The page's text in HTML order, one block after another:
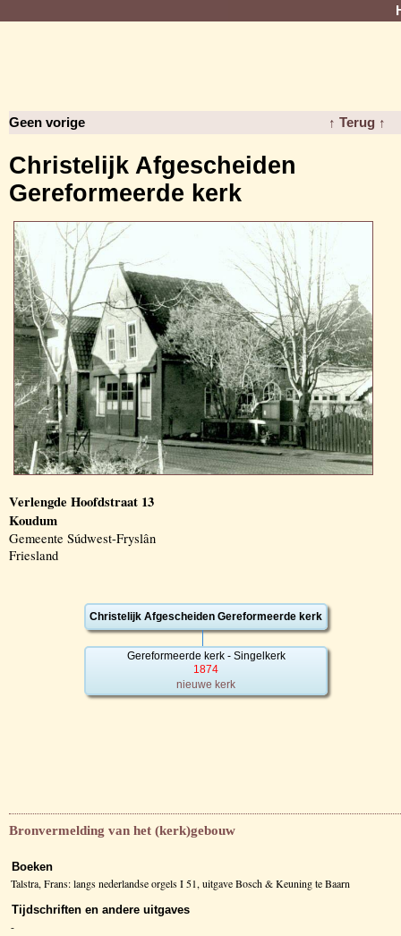
Geen vorige ↑ Terug ↑
Christelijk Afgescheiden
Gereformeerde kerk
Verlengde Hoofdstraat 13
Koudum
Gemeente Súdwest-Fryslân
Friesland
Christelijk Afgescheiden Gereformeerde kerk
Gereformeerde kerk - Singelkerk
1874
nieuwe kerk
Bronvermelding van het (kerk)gebouw
Boeken
Talstra, Frans: langs nederlandse orgels I 51, uitgave Bosch & Keuning te Baarn
Tijdschriften en andere uitgaves
-